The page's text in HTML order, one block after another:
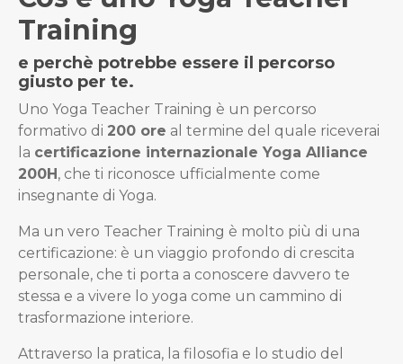
Training
e perchè potrebbe essere il percorso
giusto per te.
Uno Yoga Teacher Training è un percorso
formativo di 200 ore al termine del quale riceverai
la certificazione internazionale Yoga Alliance
200H, che ti riconosce ufficialmente come
insegnante di Yoga.
Ma un vero Teacher Training è molto più di una
certificazione: è un viaggio profondo di crescita
personale, che ti porta a conoscere davvero te
stessa e a vivere lo yoga come un cammino di
trasformazione interiore.
Attraverso la pratica, la filosofia e lo studio del